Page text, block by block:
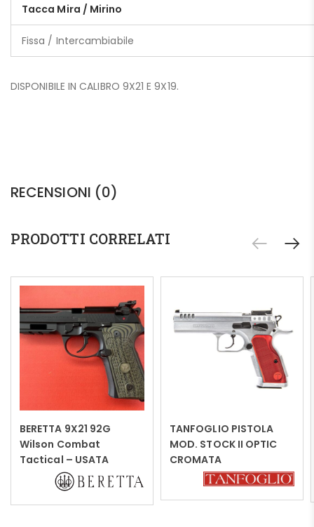
Tacca Mira / Mirino
Fissa / Intercambiabile
DISPONIBILE IN CALIBRO 9X21 E 9X19.
RECENSIONI (0)
PRODOTTI CORRELATI
Leggi tutto
BERETTA 9X21 92G
Wilson Combat
Tactical – USATA
Leggi tutto
TANFOGLIO PISTOLA
MOD. STOCK II OPTIC
CROMATA